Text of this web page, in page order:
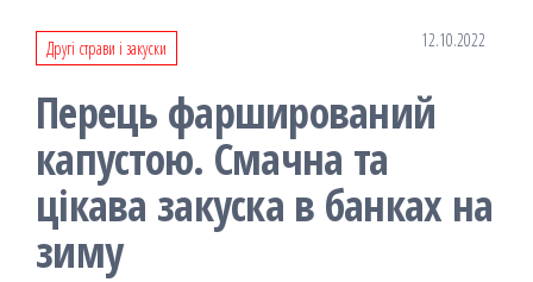
Другі страви і закуски 12.10.2022
Перець фарширований
капустою. Смачна та
цікава закуска в банках на
зиму